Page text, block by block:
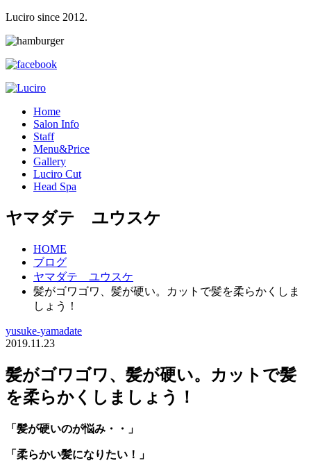
Luciro since 2012.
Home
Salon Info
Staff
Menu&Price
Gallery
Luciro Cut
Head Spa
ヤマダテ ユウスケ
HOME
ブログ
ヤマダテ ユウスケ
髪がゴワゴワ、髪が硬い。カットで髪を柔らかくしま
しょう！
yusuke-yamadate
2019.11.23
髪がゴワゴワ、髪が硬い。カットで髪
を柔らかくしましょう！
「髪が硬いのが悩み・・」
「柔らかい髪になりたい！」